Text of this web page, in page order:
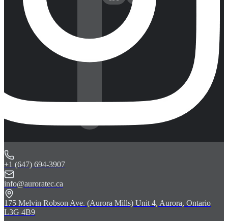
+1 (647) 694-3907
info@auroratec.ca
175 Melvin Robson Ave. (Aurora Mills) Unit 4, Aurora, Ontario
L3G 4B9